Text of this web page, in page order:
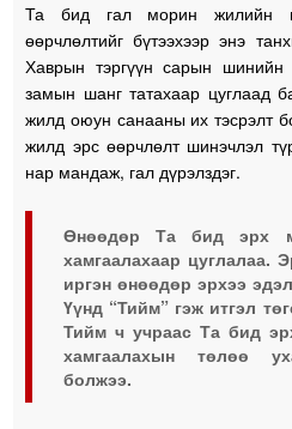
Та бид гал морин жилийн
өөрчлөлтийг бүтээхээр энэ
Хаврын тэргүүн сарын
замын шанг татахаар цуглаад
жилд оюун санааны их тэсрэлт
жилд эрс өөрчлөлт шинэчлэл
нар мандаж, гал дүрэлздэг.
Өнөөдөр Та бид эрх
хамгаалахаар цуглалаа.
иргэн өнөөдөр эрхээ
Үүнд “Тийм” гэж итгэл
Тийм ч учраас Та бид
хамгаалахын төлөө
болжээ.